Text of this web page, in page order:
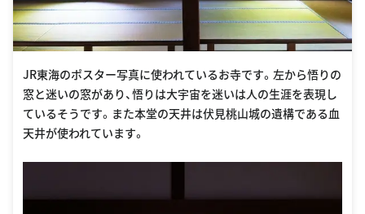
JR東海のポスター写真に使われているお寺です。左から悟りの
窓と迷いの窓があり、悟りは大宇宙を迷いは人の生涯を表現し
ているそうです。また本堂の天井は伏見桃山城の遺構である血
天井が使われています。